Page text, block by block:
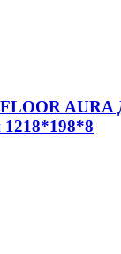
AURA
1218*198*8